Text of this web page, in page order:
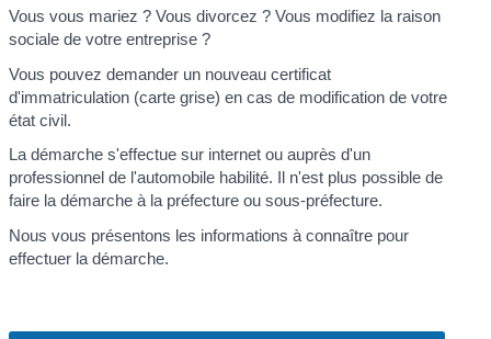
Vous vous mariez ? Vous divorcez ? Vous modifiez la raison
sociale de votre entreprise ?
Vous pouvez demander un nouveau certificat
d'immatriculation (carte grise) en cas de modification de votre
état civil.
La démarche s'effectue sur internet ou auprès d'un
professionnel de l'automobile habilité. Il n'est plus possible de
faire la démarche à la préfecture ou sous-préfecture.
Nous vous présentons les informations à connaître pour
effectuer la démarche.